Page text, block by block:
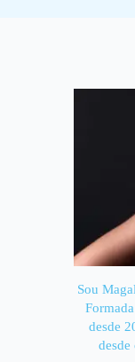
Sou
desde
desde